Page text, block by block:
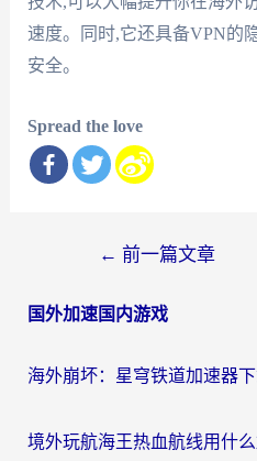
速度。同时,它还具备VPN的
安全。
Spread the love
导
← 前一篇文章
国外加速国内游戏